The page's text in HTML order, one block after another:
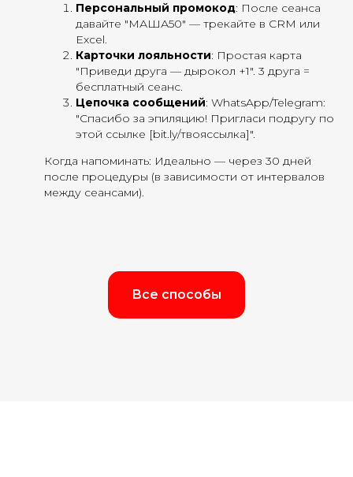
Персональный промокод: После сеанса
давайте "МАША50" — трекайте в CRM или
Excel.
Карточки лояльности: Простая карта
"Приведи друга — дырокол +1". 3 друга =
бесплатный сеанс.
Цепочка сообщений: WhatsApp/Telegram:
"Спасибо за эпиляцию! Пригласи подругу по
этой ссылке [bit.ly/твояссылка]".
Когда напоминать: Идеально — через 30 дней
после процедуры (в зависимости от интервалов
между сеансами).
Все способы